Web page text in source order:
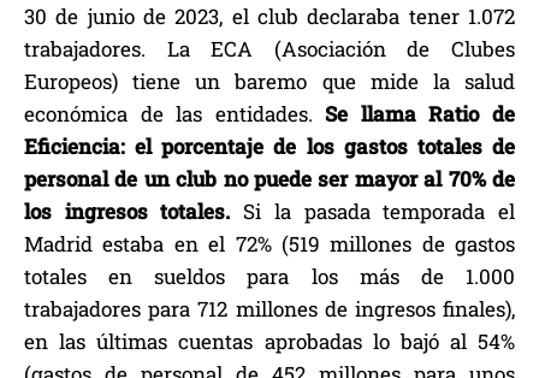
30 de junio de 2023, el club declaraba tener 1.072
trabajadores. La ECA (Asociación de Clubes
Europeos) tiene un baremo que mide la salud
económica de las entidades.Se llama Ratio de
Eficiencia: el porcentaje de los gastos totales de
personal de un club no puede ser mayor al 70% de
los ingresos totales. Si la pasada temporada el
Madrid estaba en el 72% (519 millones de gastos
totales en sueldos para los más de 1.000
trabajadores para 712 millones de ingresos finales),
en las últimas cuentas aprobadas lo bajó al 54%